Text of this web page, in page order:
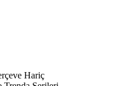
Hariç